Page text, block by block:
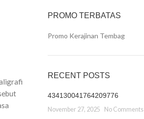
PROMO TERBATAS
Promo Kerajinan Tembag
RECENT POSTS
434130041764209776
November 27, 2025 No Comments